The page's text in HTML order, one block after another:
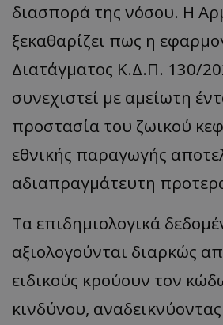
διασπορά της νόσου. Η
ξεκαθαρίζει πως η
Διατάγματος Κ.Δ.Π. 130/
συνεχιστεί με αμείωτη
προστασία του ζωικού
εθνικής παραγωγής
αδιαπραγμάτευτη
Τα επιδημιολογικά
αξιολογούνται διαρκώς
ειδικούς κρούουν τον
κινδύνου,